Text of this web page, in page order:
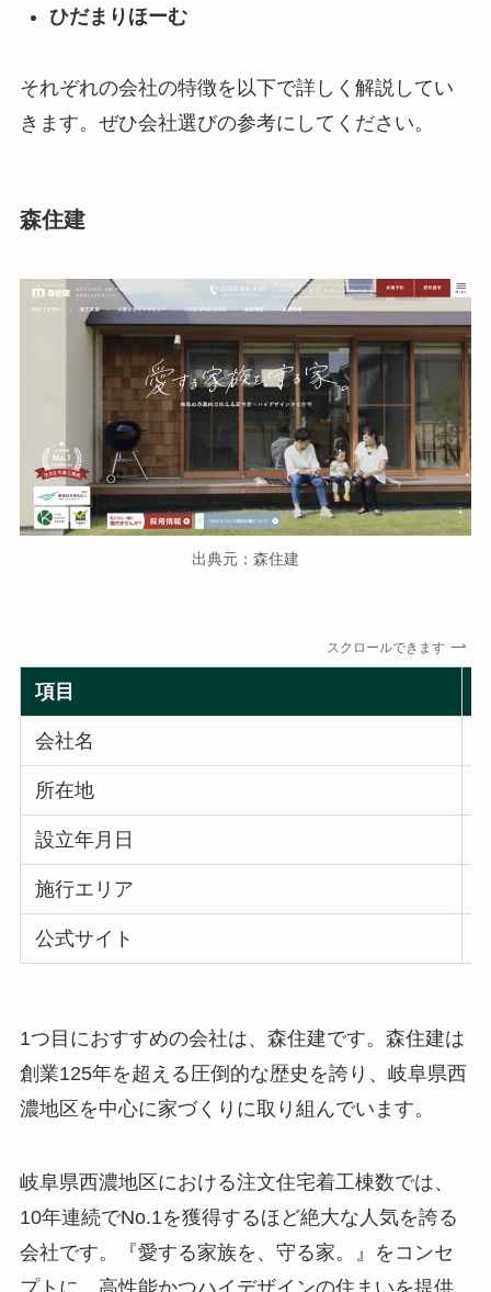
ひだまりほーむ
それぞれの会社の特徴を以下で詳しく解説してい
きます。ぜひ会社選びの参考にしてください。
森住建
出典元：森住建
スクロールできます
項目
会社名
所在地
設立年月日
施行エリア
公式サイト
1つ目におすすめの会社は、森住建です。森住建は
創業125年を超える圧倒的な歴史を誇り、岐阜県西
濃地区を中心に家づくりに取り組んでいます。
岐阜県西濃地区における注文住宅着工棟数では、
10年連続でNo.1を獲得するほど絶大な人気を誇る
会社です。『愛する家族を、守る家。』をコンセ